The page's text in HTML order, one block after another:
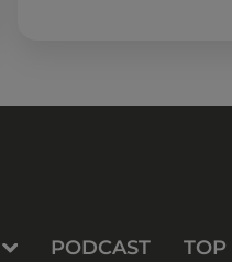
PODCAST